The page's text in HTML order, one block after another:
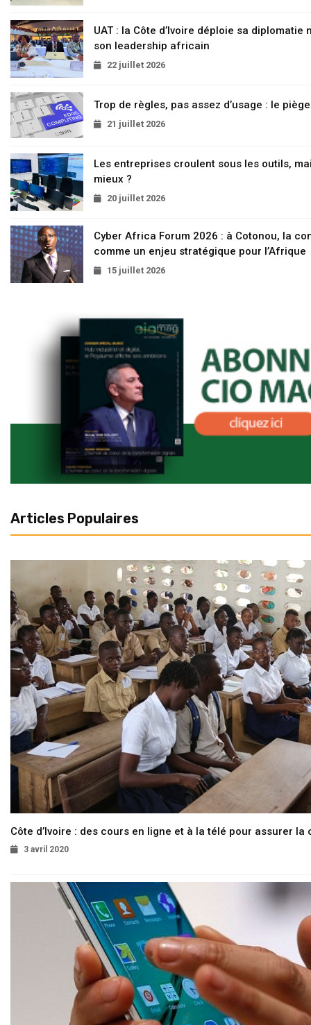
UAT : la Côte d’Ivoire déploie sa
son leadership africain
22 juillet 2026
Trop de règles, pas assez d’usage : le
21 juillet 2026
Les entreprises croulent sous les outils,
mieux ?
20 juillet 2026
Cyber Africa Forum 2026 : à Cotonou, la
comme un enjeu stratégique pour l’Afrique
15 juillet 2026
Articles Populaires
Côte d’Ivoire : des cours en ligne et à la télé pour assurer la
3 avril 2020